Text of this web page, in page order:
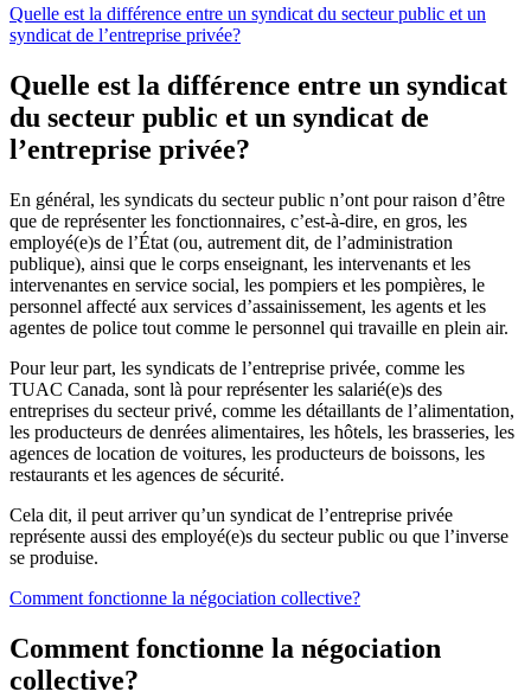
Quelle est la différence entre un syndicat du secteur public et un
syndicat de l’entreprise privée?
Quelle est la différence entre un syndicat
du secteur public et un syndicat de
l’entreprise privée?
En général, les syndicats du secteur public n’ont pour raison d’être
que de représenter les fonctionnaires, c’est-à-dire, en gros, les
employé(e)s de l’État (ou, autrement dit, de l’administration
publique), ainsi que le corps enseignant, les intervenants et les
intervenantes en service social, les pompiers et les pompières, le
personnel affecté aux services d’assainissement, les agents et les
agentes de police tout comme le personnel qui travaille en plein air.
Pour leur part, les syndicats de l’entreprise privée, comme les
TUAC Canada, sont là pour représenter les salarié(e)s des
entreprises du secteur privé, comme les détaillants de l’alimentation,
les producteurs de denrées alimentaires, les hôtels, les brasseries, les
agences de location de voitures, les producteurs de boissons, les
restaurants et les agences de sécurité.
Cela dit, il peut arriver qu’un syndicat de l’entreprise privée
représente aussi des employé(e)s du secteur public ou que l’inverse
se produise.
Comment fonctionne la négociation collective?
Comment fonctionne la négociation
collective?